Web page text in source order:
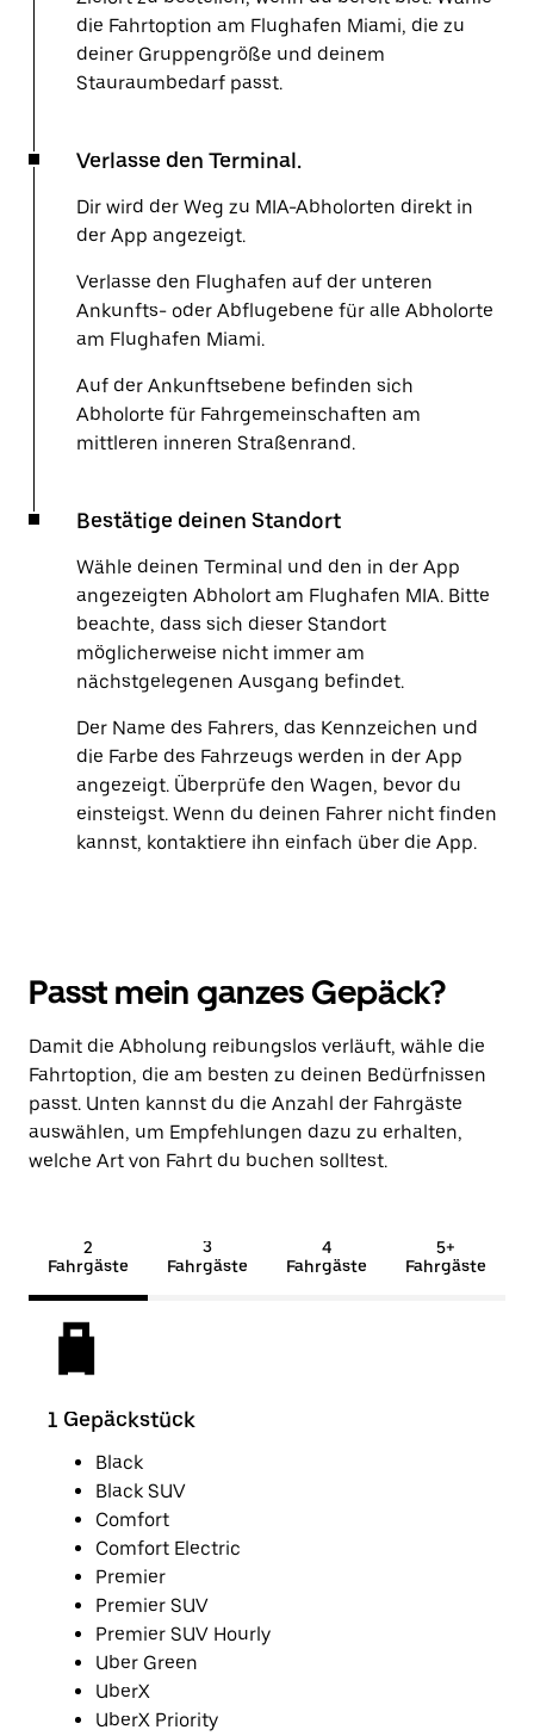
die Fahrtoption am Flughafen Miami, die zu
deiner Gruppengröße und deinem
Stauraumbedarf passt.
Verlasse den Terminal.
Dir wird der Weg zu MIA-Abholorten direkt in
der App angezeigt.
Verlasse den Flughafen auf der unteren
Ankunfts- oder Abflugebene für alle Abholorte
am Flughafen Miami.
Auf der Ankunftsebene befinden sich
Abholorte für Fahrgemeinschaften am
mittleren inneren Straßenrand.
Bestätige deinen Standort
Wähle deinen Terminal und den in der App
angezeigten Abholort am Flughafen MIA. Bitte
beachte, dass sich dieser Standort
möglicherweise nicht immer am
nächstgelegenen Ausgang befindet.
Der Name des Fahrers, das Kennzeichen und
die Farbe des Fahrzeugs werden in der App
angezeigt. Überprüfe den Wagen, bevor du
einsteigst. Wenn du deinen Fahrer nicht finden
kannst, kontaktiere ihn einfach über die App.
Passt mein ganzes Gepäck?
Damit die Abholung reibungslos verläuft, wähle die
Fahrtoption, die am besten zu deinen Bedürfnissen
passt. Unten kannst du die Anzahl der Fahrgäste
auswählen, um Empfehlungen dazu zu erhalten,
welche Art von Fahrt du buchen solltest.
2
Fahrgäste
3
Fahrgäste
4
Fahrgäste
5+
Fahrgäste
1 Gepäckstück
Black
Black SUV
Comfort
Comfort Electric
Premier
Premier SUV
Premier SUV Hourly
Uber Green
UberX
UberX Priority